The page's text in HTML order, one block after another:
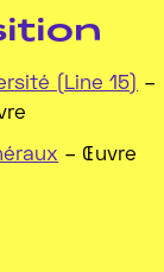
(Line 15) –
– Œuvre